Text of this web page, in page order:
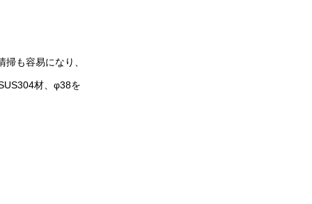
も容易になり、
材、φ38を